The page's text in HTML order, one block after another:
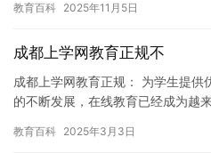
章中…
教育百科 2025年11月5日
成都上学网教育正规不
成都上学网教育正规： 为学生提供
的不断发展，在线教育已经成为越
泛…
教育百科 2025年3月3日